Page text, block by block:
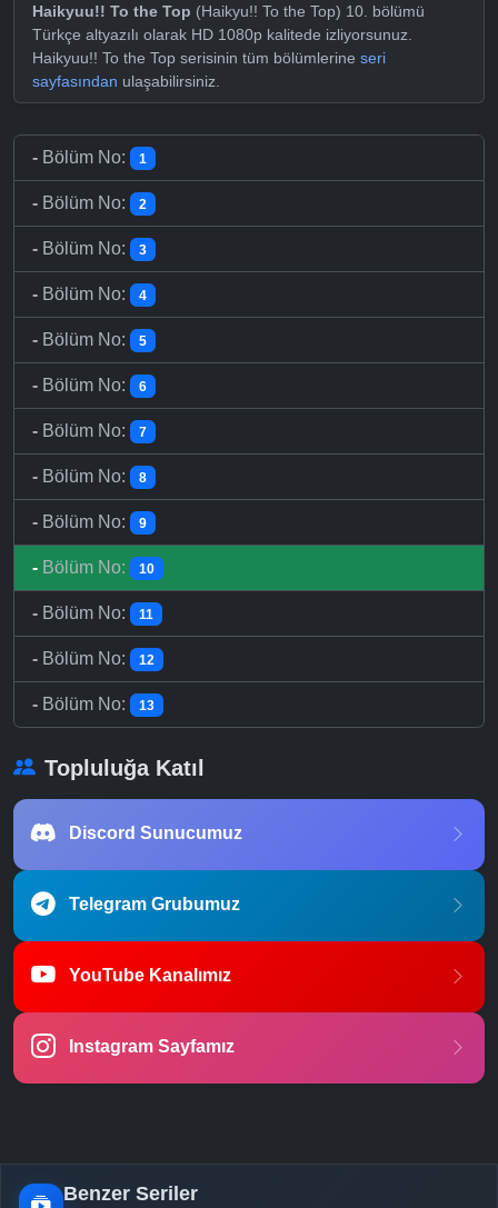
Haikyuu!! To the Top (Haikyu!! To the Top) 10. bölümü
Türkçe altyazılı olarak HD 1080p kalitede izliyorsunuz.
Haikyuu!! To the Top serisinin tüm bölümlerine seri
sayfasından ulaşabilirsiniz.
- Bölüm No: 1
- Bölüm No: 2
- Bölüm No: 3
- Bölüm No: 4
- Bölüm No: 5
- Bölüm No: 6
- Bölüm No: 7
- Bölüm No: 8
- Bölüm No: 9
- Bölüm No: 10
- Bölüm No: 11
- Bölüm No: 12
- Bölüm No: 13
Topluluğa Katıl
Discord Sunucumuz
Telegram Grubumuz
YouTube Kanalımız
Instagram Sayfamız
Benzer Seriler